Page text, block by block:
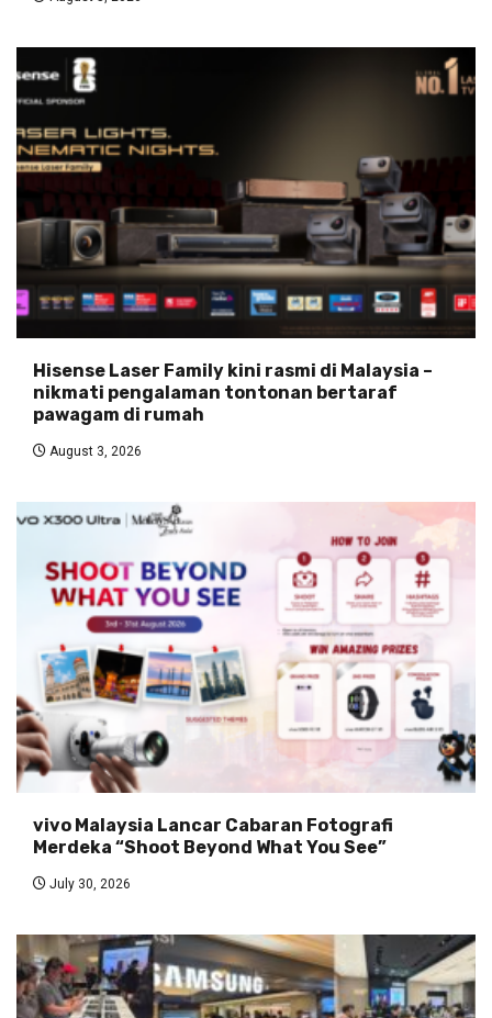
Hisense Laser Family kini rasmi di Malaysia –
nikmati pengalaman tontonan bertaraf
pawagam di rumah
August 3, 2026
vivo Malaysia Lancar Cabaran Fotografi
Merdeka “Shoot Beyond What You See”
July 30, 2026